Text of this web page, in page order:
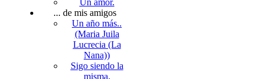
Un amor.
... de mis amigos
Un año más..
(Maria Juila
Lucrecia (La
Nana))
Sigo siendo la
misma.